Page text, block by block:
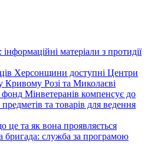
матеріали з протидії
Херсонщини доступні Центри
Кривому Розі та Миколаєві
Мінветеранів компенсує до
та товарів для ведення
це та як вона проявляється
бригада: служба за програмою